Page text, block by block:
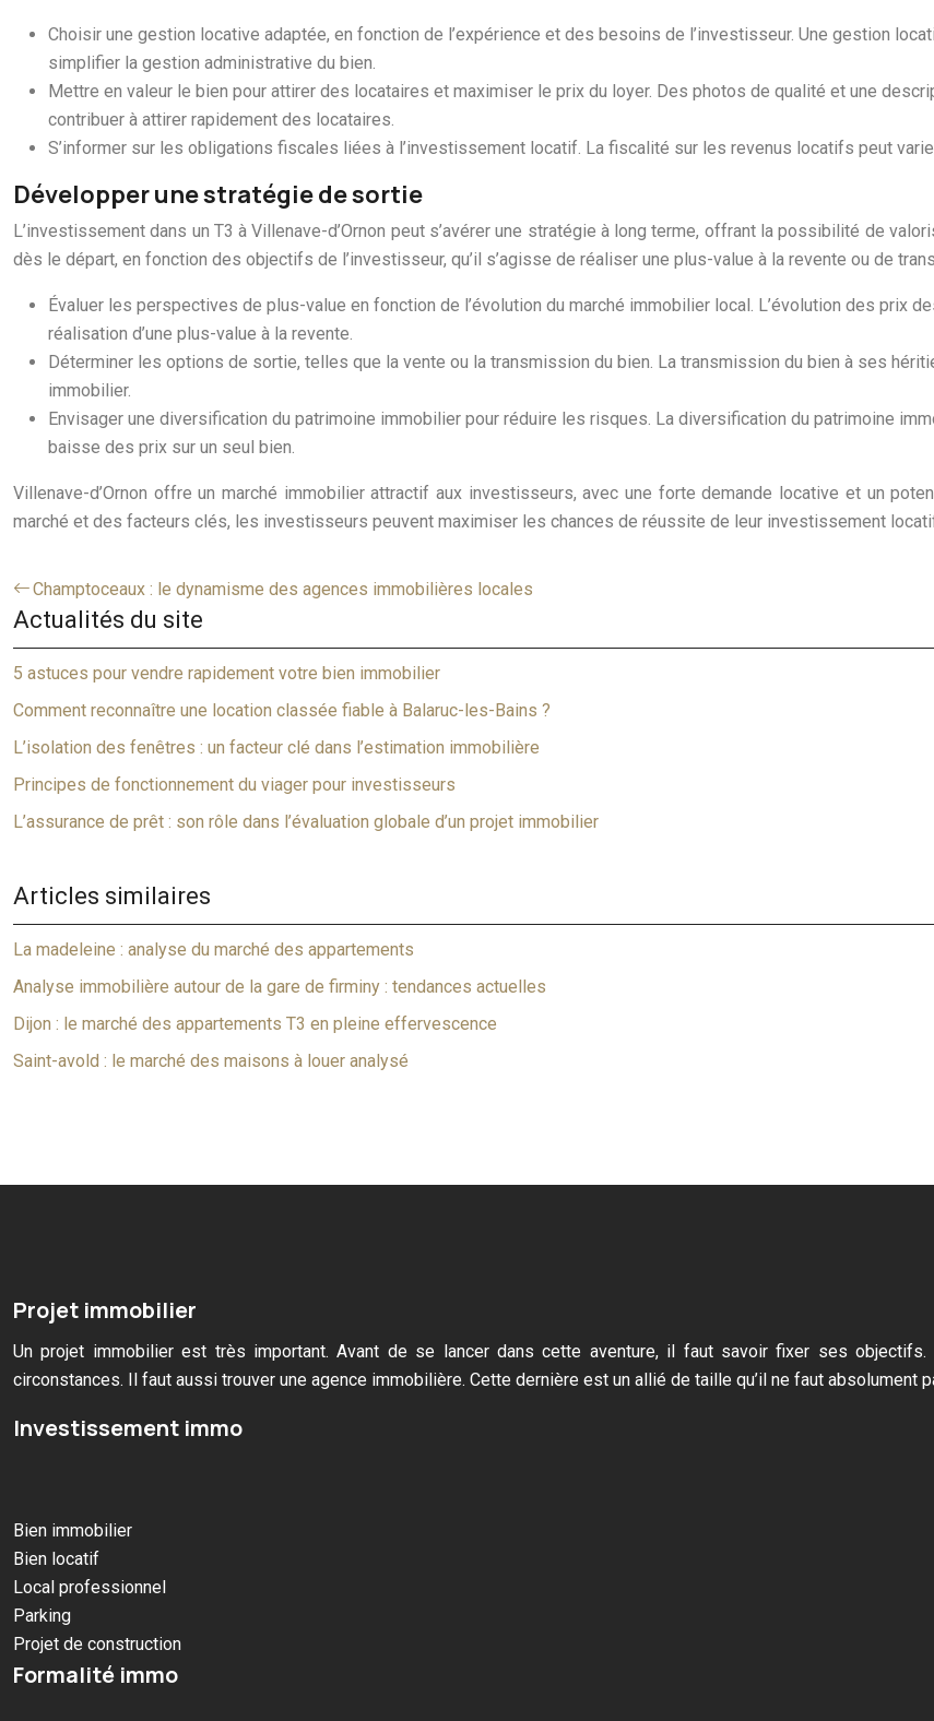
Choisir une gestion locative adaptée, en fonction de l’expérience et des besoins de l’investisseur. Une gestion
simplifier la gestion administrative du bien.
Mettre en valeur le bien pour attirer des locataires et maximiser le prix du loyer. Des photos de qualité et une
contribuer à attirer rapidement des locataires.
S’informer sur les obligations fiscales liées à l’investissement locatif. La fiscalité sur les revenus locatifs peut
Développer une stratégie de sortie
L’investissement dans un T3 à Villenave-d’Ornon peut s’avérer une stratégie à long terme, offrant la possibilité de
dès le départ, en fonction des objectifs de l’investisseur, qu’il s’agisse de réaliser une plus-value à la revente ou de
Évaluer les perspectives de plus-value en fonction de l’évolution du marché immobilier local. L’évolution des prix
réalisation d’une plus-value à la revente.
Déterminer les options de sortie, telles que la vente ou la transmission du bien. La transmission du bien à ses
immobilier.
Envisager une diversification du patrimoine immobilier pour réduire les risques. La diversification du patrimoine
baisse des prix sur un seul bien.
Villenave-d’Ornon offre un marché immobilier attractif aux investisseurs, avec une forte demande locative et un
marché et des facteurs clés, les investisseurs peuvent maximiser les chances de réussite de leur investissement locatif
Champtoceaux : le dynamisme des agences immobilières locales
Actualités du site
5 astuces pour vendre rapidement votre bien immobilier
Comment reconnaître une location classée fiable à Balaruc-les-Bains ?
L’isolation des fenêtres : un facteur clé dans l’estimation immobilière
Principes de fonctionnement du viager pour investisseurs
L’assurance de prêt : son rôle dans l’évaluation globale d’un projet immobilier
Articles similaires
La madeleine : analyse du marché des appartements
Analyse immobilière autour de la gare de firminy : tendances actuelles
Dijon : le marché des appartements T3 en pleine effervescence
Saint-avold : le marché des maisons à louer analysé
Projet immobilier
Un projet immobilier est très important. Avant de se lancer dans cette aventure, il faut savoir fixer ses
circonstances. Il faut aussi trouver une agence immobilière. Cette dernière est un allié de taille qu’il ne faut absolument
Investissement immo
Bien immobilier
Bien locatif
Local professionnel
Parking
Projet de construction
Formalité immo